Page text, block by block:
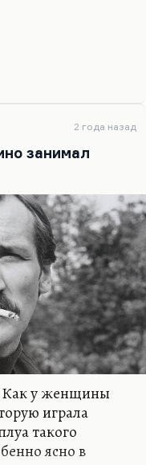
бы совсем
бы почти нет, и
звезда в
себя из
Он
хотел писать. И
мне сказал в
закрыта. Да и
2 года назад
занимал
Как у женщины
играла
такого
ясно в